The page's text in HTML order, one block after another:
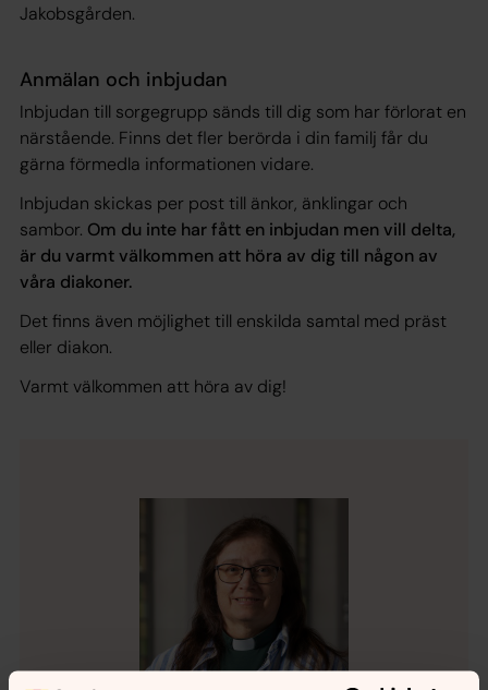
Jakobsgården.
Anmälan och inbjudan
Inbjudan till sorgegrupp sänds till dig som har förlorat en
närstående. Finns det fler berörda i din familj får du
gärna förmedla informationen vidare.
Inbjudan skickas per post till änkor, änklingar och
sambor. Om du inte har fått en inbjudan men vill delta,
är du varmt välkommen att höra av dig till någon av
våra diakoner.
Det finns även möjlighet till enskilda samtal med präst
eller diakon.
Varmt välkommen att höra av dig!